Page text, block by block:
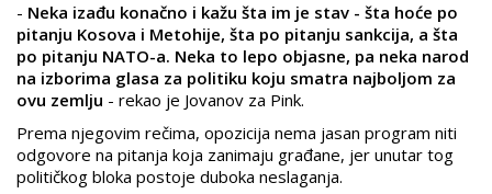
- Neka izađu konačno i kažu šta im je stav - šta hoće po
pitanju Kosova i Metohije, šta po pitanju sankcija, a šta
po pitanju NATO-a. Neka to lepo objasne, pa neka narod
na izborima glasa za politiku koju smatra najboljom za
ovu zemlju - rekao je Jovanov za Pink.
Prema njegovim rečima, opozicija nema jasan program niti
odgovore na pitanja koja zanimaju građane, jer unutar tog
političkog bloka postoje duboka neslaganja.